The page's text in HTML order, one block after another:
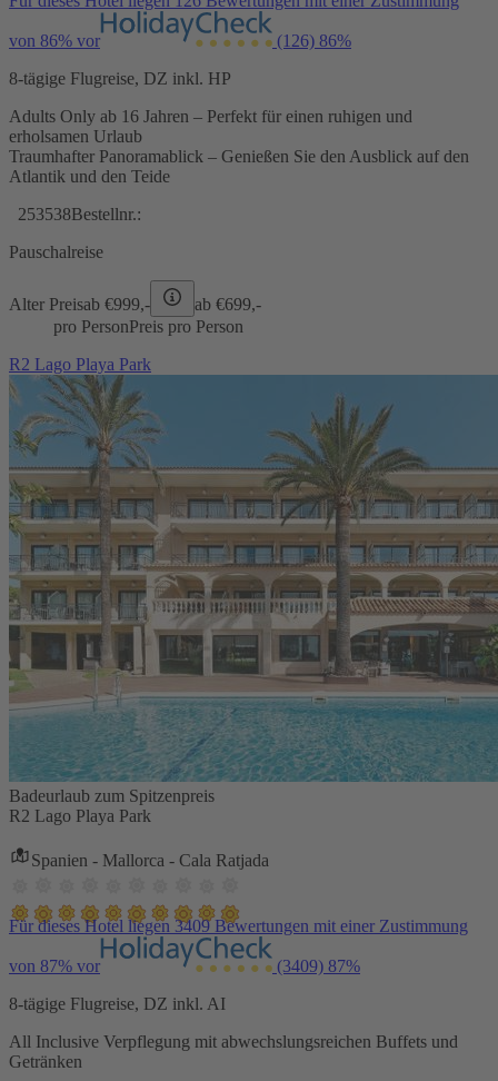
von 86% vor (126) 86%
8-tägige Flugreise, DZ inkl. HP
Adults Only ab 16 Jahren – Perfekt für einen ruhigen und
erholsamen Urlaub
Traumhafter Panoramablick – Genießen Sie den Ausblick auf den
Atlantik und den Teide
253538Bestellnr.:
Pauschalreise
Alter Preisab €999,- ab €699,-
pro PersonPreis pro Person
R2 Lago Playa Park
Badeurlaub zum Spitzenpreis
R2 Lago Playa Park
Spanien - Mallorca - Cala Ratjada
Für dieses Hotel liegen 3409 Bewertungen mit einer Zustimmung
von 87% vor (3409) 87%
8-tägige Flugreise, DZ inkl. AI
All Inclusive Verpflegung mit abwechslungsreichen Buffets und
Getränken